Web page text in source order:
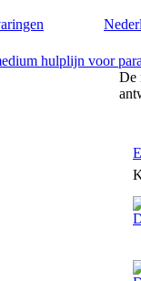
De